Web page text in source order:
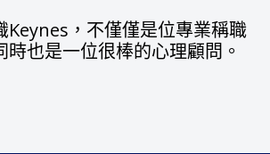
Keynes，不僅僅是位專業稱職
時也是一位很棒的心理顧問。